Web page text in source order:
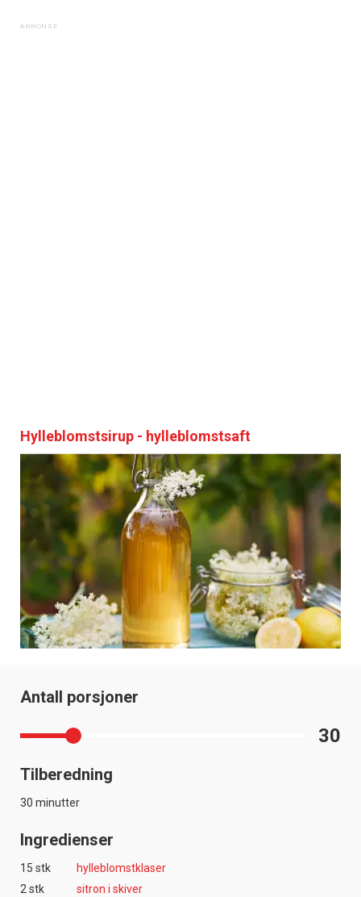
Få ukentlige nyhetsbrev fra
Vi tilbyr flere ukentlige nyhetsbrev. Du
Hylleblomstsirup - hylleblomstsaft
Antall porsjoner
30
Tilberedning
30 minutter
Ingredienser
15 stk
hylleblomstklaser
2 stk
sitron i skiver